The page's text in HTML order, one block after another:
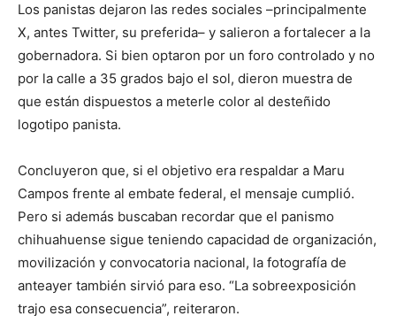
Los panistas dejaron las redes sociales –principalmente
X, antes Twitter, su preferida– y salieron a fortalecer a la
gobernadora. Si bien optaron por un foro controlado y no
por la calle a 35 grados bajo el sol, dieron muestra de
que están dispuestos a meterle color al desteñido
logotipo panista.
Concluyeron que, si el objetivo era respaldar a Maru
Campos frente al embate federal, el mensaje cumplió.
Pero si además buscaban recordar que el panismo
chihuahuense sigue teniendo capacidad de organización,
movilización y convocatoria nacional, la fotografía de
anteayer también sirvió para eso. “La sobreexposición
trajo esa consecuencia”, reiteraron.